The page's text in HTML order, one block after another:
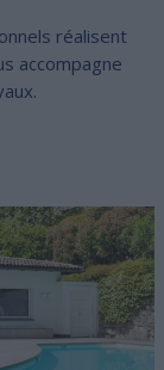
réalisent
accompagne